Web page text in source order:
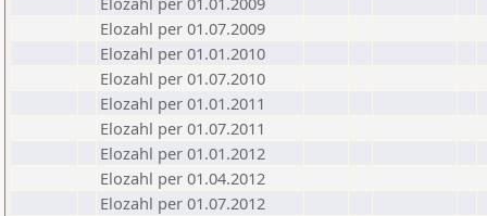
Elozahl per 01.07.2009
Elozahl per 01.01.2010
Elozahl per 01.07.2010
Elozahl per 01.01.2011
Elozahl per 01.07.2011
Elozahl per 01.01.2012
Elozahl per 01.04.2012
Elozahl per 01.07.2012